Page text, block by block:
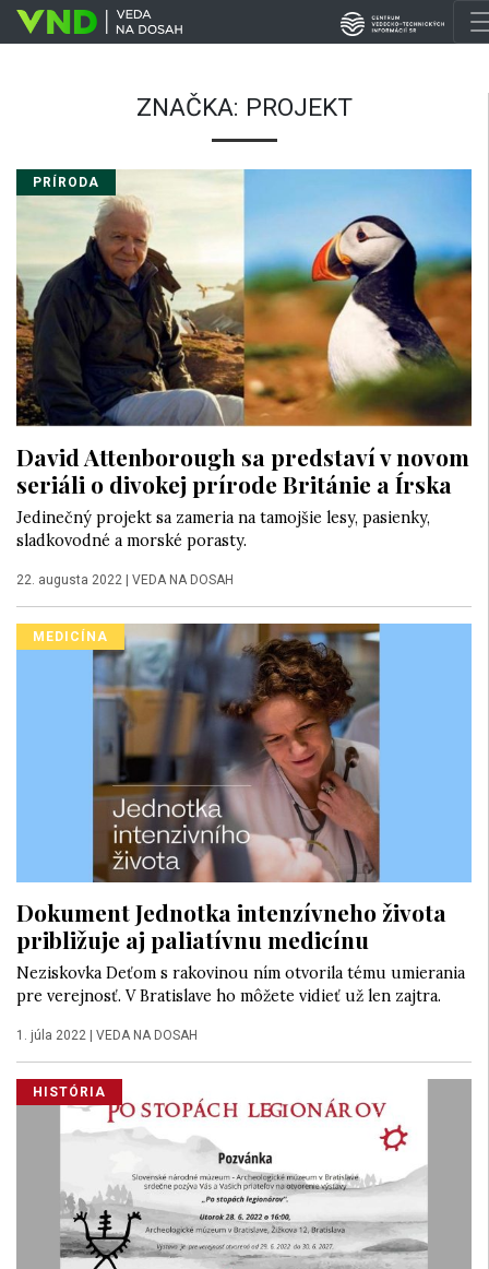
ZNAČKA: PROJEKT
PRÍRODA
David Attenborough sa predstaví v novom
seriáli o divokej prírode Británie a Írska
Jedinečný projekt sa zameria na tamojšie lesy, pasienky,
sladkovodné a morské porasty.
22. augusta 2022 VEDA NA DOSAH
MEDICÍNA
Dokument Jednotka intenzívneho života
približuje aj paliatívnu medicínu
Neziskovka Deťom s rakovinou ním otvorila tému umierania
pre verejnosť. V Bratislave ho môžete vidieť už len zajtra.
1. júla 2022 | VEDA NA DOSAH
HISTÓRIA